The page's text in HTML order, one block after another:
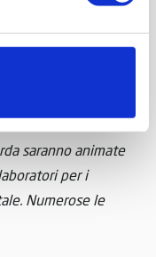
saranno animate
per i
Numerose le